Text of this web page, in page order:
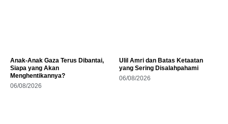
Anak-Anak Gaza Terus Dibantai,
Siapa yang Akan
Menghentikannya?
06/08/2026
Ulil Amri dan Batas Ketaatan
yang Sering Disalahpahami
06/08/2026